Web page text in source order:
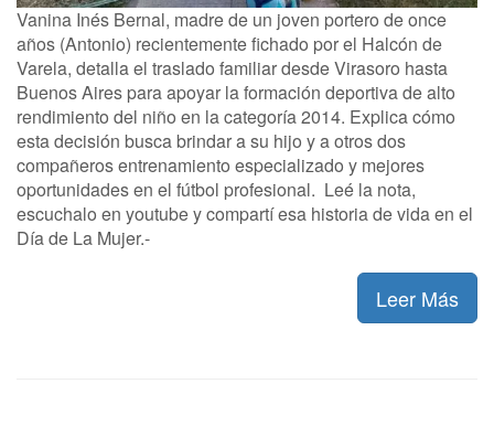
Vanina Inés Bernal, madre de un joven portero de once
años (Antonio) recientemente fichado por el Halcón de
Varela, detalla el traslado familiar desde Virasoro hasta
Buenos Aires para apoyar la formación deportiva de alto
rendimiento del niño en la categoría 2014. Explica cómo
esta decisión busca brindar a su hijo y a otros dos
compañeros entrenamiento especializado y mejores
oportunidades en el fútbol profesional. Leé la nota,
escuchalo en youtube y compartí esa historia de vida en el
Día de La Mujer.-
Leer Más